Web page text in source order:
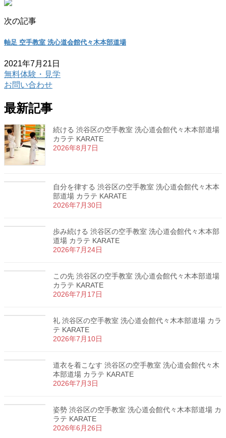
次の記事
軸足 空手教室 洗心道会館代々木本部道場
2021年7月21日
無料体験・見学
お問い合わせ
最新記事
続ける 渋谷区の空手教室 洗心道会館代々木本部道場
カラテ KARATE
2026年8月7日
自分を律する 渋谷区の空手教室 洗心道会館代々木本
部道場 カラテ KARATE
2026年7月30日
歩み続ける 渋谷区の空手教室 洗心道会館代々木本部
道場 カラテ KARATE
2026年7月24日
この先 渋谷区の空手教室 洗心道会館代々木本部道場
カラテ KARATE
2026年7月17日
礼 渋谷区の空手教室 洗心道会館代々木本部道場 カラ
テ KARATE
2026年7月10日
道衣を着こなす 渋谷区の空手教室 洗心道会館代々木
本部道場 カラテ KARATE
2026年7月3日
姿勢 渋谷区の空手教室 洗心道会館代々木本部道場 カ
ラテ KARATE
2026年6月26日